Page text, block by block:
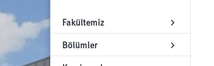
Fakültemiz chevron_right
Bölümler chevron_right